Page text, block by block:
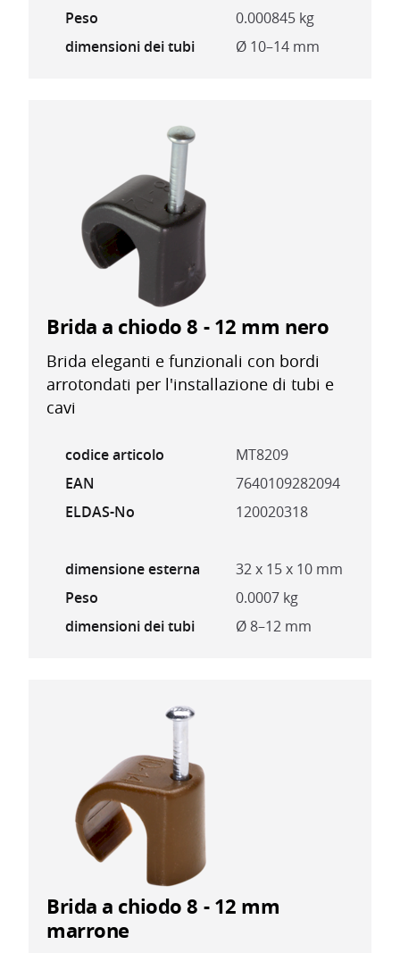
Peso
0.000845 kg
dimensioni dei tubi
Ø 10–14 mm
Brida a chiodo 8 - 12 mm nero
Brida eleganti e funzionali con bordi
arrotondati per l'installazione di tubi e
cavi
codice articolo
MT8209
EAN
7640109282094
ELDAS-No
120020318
dimensione esterna
32 x 15 x 10 mm
Peso
0.0007 kg
dimensioni dei tubi
Ø 8–12 mm
Brida a chiodo 8 - 12 mm
marrone